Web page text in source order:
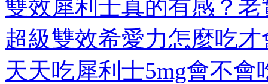
雙效犀利士真的有感？
超級雙效希愛力怎麼吃
天天吃犀利士5mg會不會